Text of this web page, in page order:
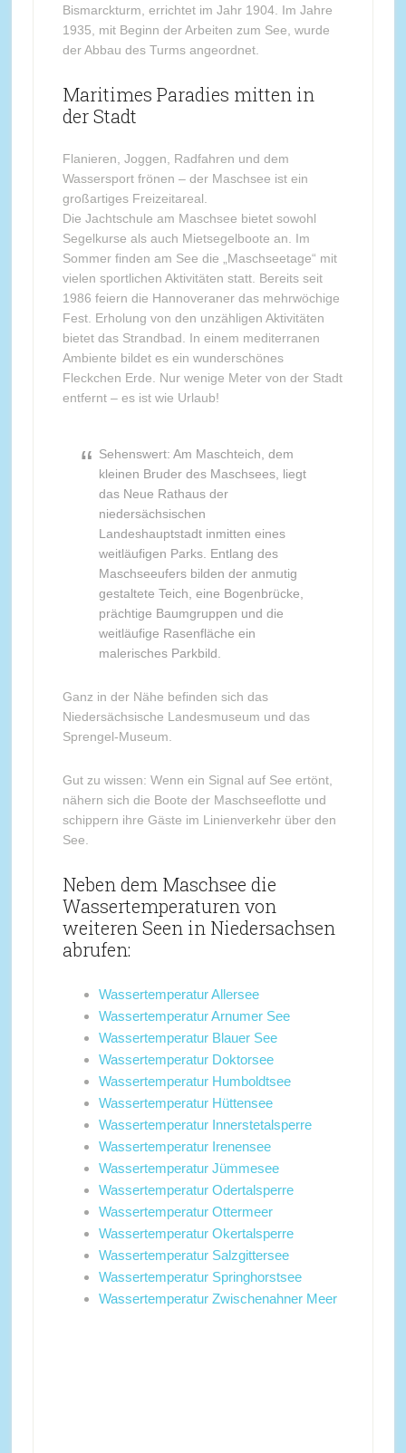
Bismarckturm, errichtet im Jahr 1904. Im Jahre
1935, mit Beginn der Arbeiten zum See, wurde
der Abbau des Turms angeordnet.
Maritimes Paradies mitten in
der Stadt
Flanieren, Joggen, Radfahren und dem
Wassersport frönen – der Maschsee ist ein
großartiges Freizeitareal.
Die Jachtschule am Maschsee bietet sowohl
Segelkurse als auch Mietsegelboote an. Im
Sommer finden am See die „Maschseetage“ mit
vielen sportlichen Aktivitäten statt. Bereits seit
1986 feiern die Hannoveraner das mehrwöchige
Fest. Erholung von den unzähligen Aktivitäten
bietet das Strandbad. In einem mediterranen
Ambiente bildet es ein wunderschönes
Fleckchen Erde. Nur wenige Meter von der Stadt
entfernt – es ist wie Urlaub!
Sehenswert: Am Maschteich, dem
kleinen Bruder des Maschsees, liegt
das Neue Rathaus der
niedersächsischen
Landeshauptstadt inmitten eines
weitläufigen Parks. Entlang des
Maschseeufers bilden der anmutig
gestaltete Teich, eine Bogenbrücke,
prächtige Baumgruppen und die
weitläufige Rasenfläche ein
malerisches Parkbild.
Ganz in der Nähe befinden sich das
Niedersächsische Landesmuseum und das
Sprengel-Museum.
Gut zu wissen: Wenn ein Signal auf See ertönt,
nähern sich die Boote der Maschseeflotte und
schippern ihre Gäste im Linienverkehr über den
See.
Neben dem Maschsee die
Wassertemperaturen von
weiteren Seen in Niedersachsen
abrufen:
Wassertemperatur Allersee
Wassertemperatur Arnumer See
Wassertemperatur Blauer See
Wassertemperatur Doktorsee
Wassertemperatur Humboldtsee
Wassertemperatur Hüttensee
Wassertemperatur Innerstetalsperre
Wassertemperatur Irenensee
Wassertemperatur Jümmesee
Wassertemperatur Odertalsperre
Wassertemperatur Ottermeer
Wassertemperatur Okertalsperre
Wassertemperatur Salzgittersee
Wassertemperatur Springhorstsee
Wassertemperatur Zwischenahner Meer